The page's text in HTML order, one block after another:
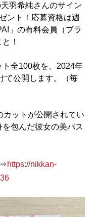
羽希純さんのサイン
ント！応募資格は週
」の有料会員（プラ
！
全100枚を、2024年
て公開します。（毎
カットが公開されてい
包んだ彼女の美バス
⇒https://nikkan-